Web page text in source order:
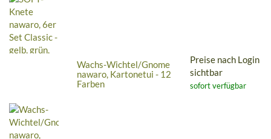
Wachs-Wichtel/Gnome
nawaro, Kartonetui - 12
Farben
Preise nach Login
sichtbar
sofort verfügbar